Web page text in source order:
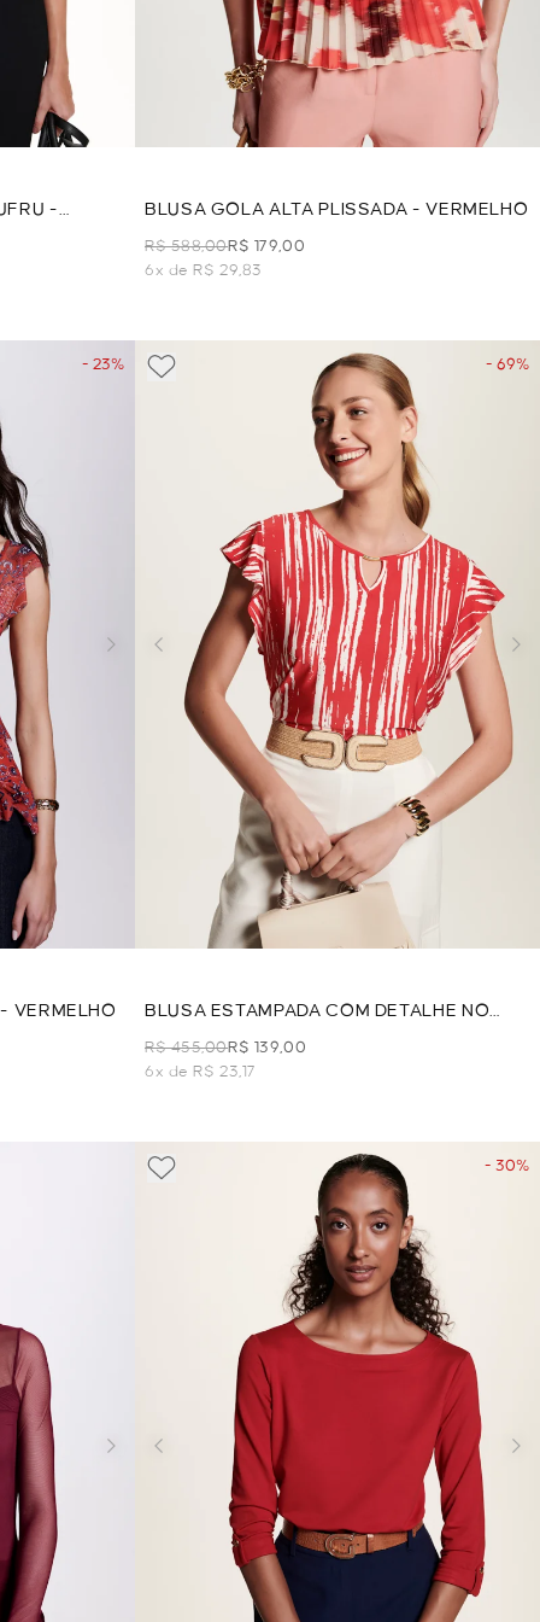
-
BLUSA GOLA ALTA PLISSADA - VERMELHO
R$ 588,00R$ 179,00
6x de R$ 29,83
- 23%
VERMELHO
- 69%
BLUSA ESTAMPADA COM DETALHE NO
DECOTE - VERMELHO
R$ 455,00R$ 139,00
6x de R$ 23,17
- 30%